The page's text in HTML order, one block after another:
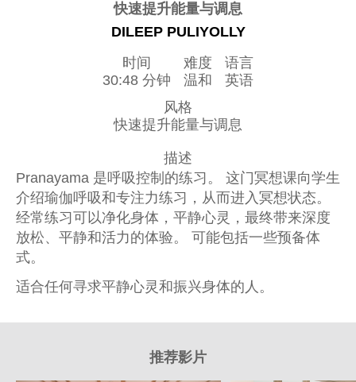
快速提升能量与调息
DILEEP PULIYOLLY
时间
30:48 分钟
难度
温和
语言
英语
风格
快速提升能量与调息
描述
Pranayama 是呼吸控制的练习。 这门冥想课向学生
介绍瑜伽呼吸和专注力练习，从而进入冥想状态。
经常练习可以净化身体，平静心灵，最终带来深度
放松、平静和活力的体验。 可能包括一些预备体
式。
适合任何寻求平静心灵和振兴身体的人。
推荐影片